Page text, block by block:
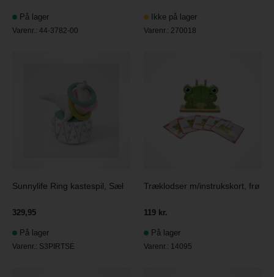
På lager
Varenr.:44-3782-00
Ikke på lager
Varenr.: 270018
Sunnylife Ring kastespil, Sæl
329,95
På lager
Varenr.: S3PIRTSE
Træklodser m/instrukskort, frø
119 kr.
På lager
Varenr.: 14095